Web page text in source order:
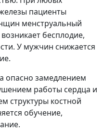
пациенты
менструальный
бесплодие,
У мужчин снижается
опасно замедлением
работы сердца и
структуры костной
обучение,